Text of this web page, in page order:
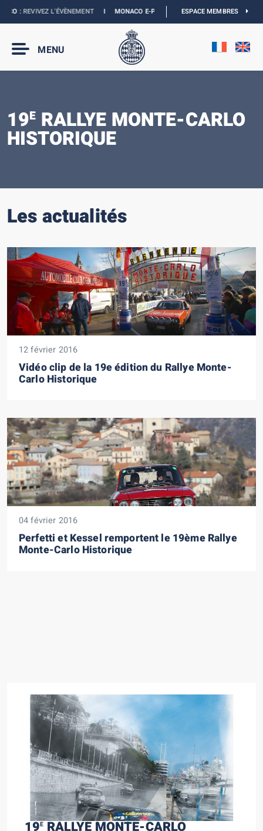
:REVIVEZ L’ÉVÈNEMENTIMONACO E-PRIX 2027 : LES DATES SONT
ESPACE MEMBRES
MENU
19E RALLYE MONTE-CARLO
HISTORIQUE
19ERALLYE MONTE-CARLO
Les actualités
12 février 2016
Vidéo clip de la 19e édition du Rallye Monte-
Carlo Historique
04 février 2016
Perfetti et Kessel remportent le 19ème Rallye
Monte-Carlo Historique